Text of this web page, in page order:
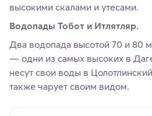
высокими скалами и утесами.
Водопады Тобот и Итлятляр.
Два водопада высотой 70 и 80
— одни из самых высоких в
несут свои воды в
также чарует своим видом.